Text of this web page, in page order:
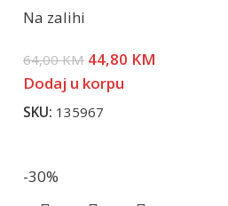
Na zalihi
64,00KM 44,80 KM
Dodaj u korpu
SKU: 135967
-30%